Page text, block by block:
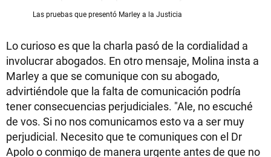
Las pruebas que presentó Marley a la Justicia
Lo curioso es que la charla pasó de la cordialidad a
involucrar abogados. En otro mensaje, Molina insta a
Marley a que se comunique con su abogado,
advirtiéndole que la falta de comunicación podría
tener consecuencias perjudiciales. "Ale, no escuché
de vos. Si no nos comunicamos esto va a ser muy
perjudicial. Necesito que te comuniques con el Dr
Apolo o conmigo de manera urgente antes de que no